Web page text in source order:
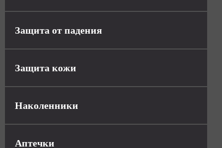
Защита от падения
Защита кожи
Наколенники
Аптечки